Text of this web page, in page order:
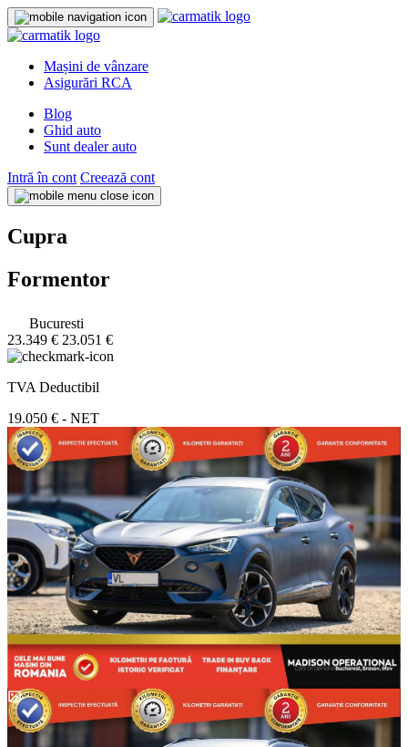
Mașini de vânzare
Asigurări RCA
Blog
Ghid auto
Sunt dealer auto
Intră în cont Creează cont
Cupra
Formentor
Bucuresti
23.349 € 23.051 €
TVA Deductibil
19.050 € - NET